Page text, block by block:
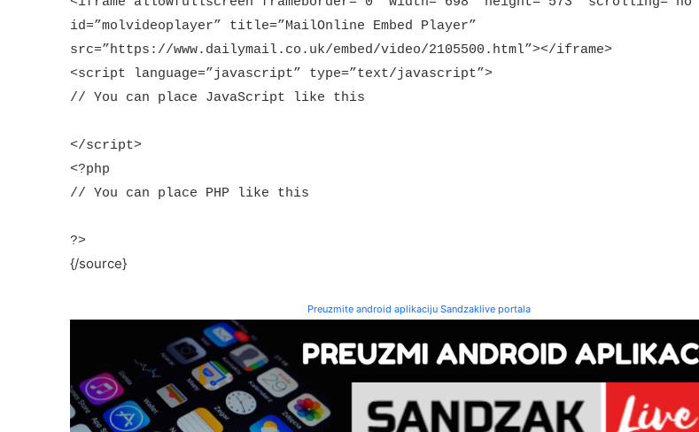
id=”molvideoplayer” title=”MailOnline Embed Player”
src=”https://www.dailymail.co.uk/embed/video/2105500.html”></iframe>
<script language=”javascript” type=”text/javascript”>
// You can place JavaScript like this
</script>
<?php
// You can place PHP like this
?>
{/source}
Preuzmite android aplikaciju Sandzaklive portala